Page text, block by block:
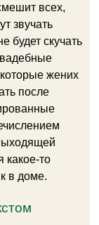
всех,
звучать
будет скучать
жених
после
какое-то
в доме.